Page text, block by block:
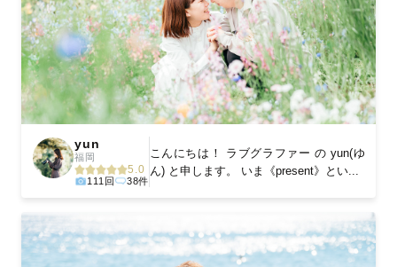
yun
福岡
5.0
111回 38件
こんにちは！ ラブグラファー の yun(ゆ
ん) と申します。 いま《present》とい...